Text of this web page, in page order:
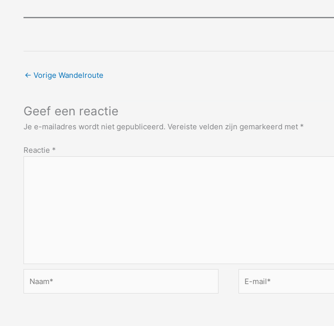
← Vorige Wandelroute
Geef een reactie
Je e-mailadres wordt niet gepubliceerd. Vereiste velden zijn gemarkeerd met *
Reactie *
mail*